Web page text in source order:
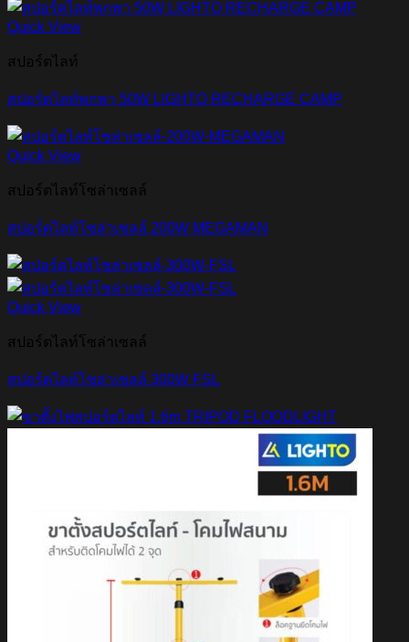
Quick View
สปอร์ตไลท์
สปอร์ตไลท์พกพา 50W LIGHTO RECHARGE CAMP
Quick View
สปอร์ตไลท์โซล่าเซลล์
สปอร์ตไลท์โซล่าเซลล์ 200W MEGAMAN
Quick View
สปอร์ตไลท์โซล่าเซลล์
สปอร์ตไลท์โซล่าเซลล์ 300W FSL